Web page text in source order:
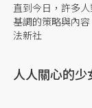
直到今日，許多
基調的策略與內
法新社
人人關心的少